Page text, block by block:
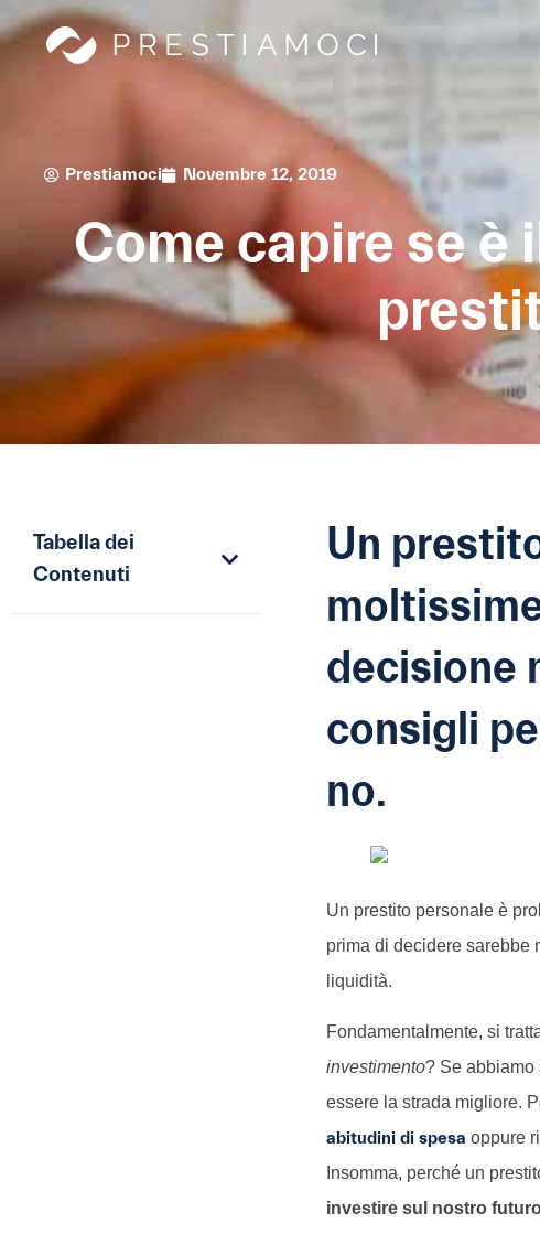
Prestiamoci Novembre 12, 2019
Come capire se è
Tabella dei
Contenuti
Un
decisione
consigli
no.
Un prestito personale è
prima di decidere sarebbe
liquidità.
Fondamentalmente, si
investimento? Se
essere la strada migliore.
abitudini di spesa oppure
Insomma, perché un
investire sul nostro